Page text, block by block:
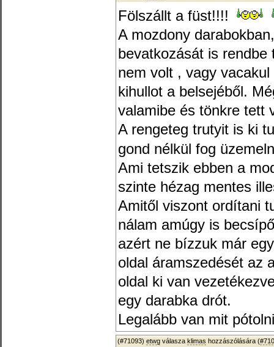
Fölszállt a füst!!!!
A mozdony
bevatkozását is
nem volt , vagy
kihullot a belsejéből.
valamibe és tönkre tett
A rengeteg trutyit is ki
gond nélkül fog
Ami tetszik ebben a
szinte hézag mentes
Amitől viszont ordítani
nálam amúgy is
azért ne bízzuk már
oldal áramszedését az
oldal ki van
egy darabka drót.
Legalább van mit pótolni
(#71093) etwg válasza klimas hozzászólására (